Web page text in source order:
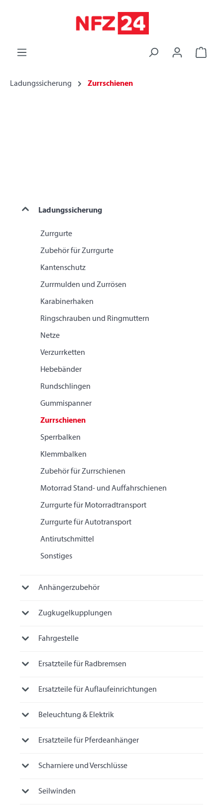
Ladungssicherung Zurrschienen
Ladungssicherung
Zurrgurte
Zubehör für Zurrgurte
Kantenschutz
Zurrmulden und Zurrösen
Karabinerhaken
Ringschrauben und Ringmuttern
Netze
Verzurrketten
Hebebänder
Rundschlingen
Gummispanner
Zurrschienen
Sperrbalken
Klemmbalken
Zubehör für Zurrschienen
Motorrad Stand- und Auffahrschienen
Zurrgurte für Motorradtransport
Zurrgurte für Autotransport
Antirutschmittel
Sonstiges
Anhängerzubehör
Zugkugelkupplungen
Fahrgestelle
Ersatzteile für Radbremsen
Ersatzteile für Auflaufeinrichtungen
Beleuchtung & Elektrik
Ersatzteile für Pferdeanhänger
Scharniere und Verschlüsse
Seilwinden